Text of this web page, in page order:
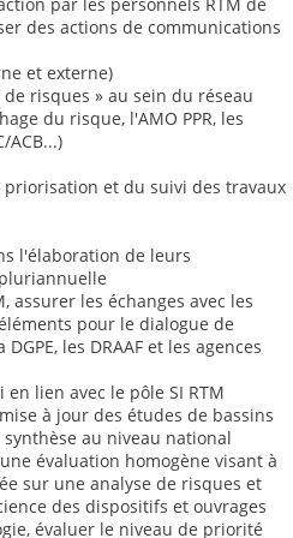
des actions de communications
et externe)
risques » au sein du réseau
du risque, l'AMO PPR, les
ACB...)
et du suivi des travaux
l'élaboration de leurs
assurer les échanges avec les
pour le dialogue de
les DRAAF et les agences
lien avec le pôle SI RTM
à jour des études de bassins
au niveau national
évaluation homogène visant à
sur une analyse de risques et
des dispositifs et ouvrages
évaluer le niveau de priorité